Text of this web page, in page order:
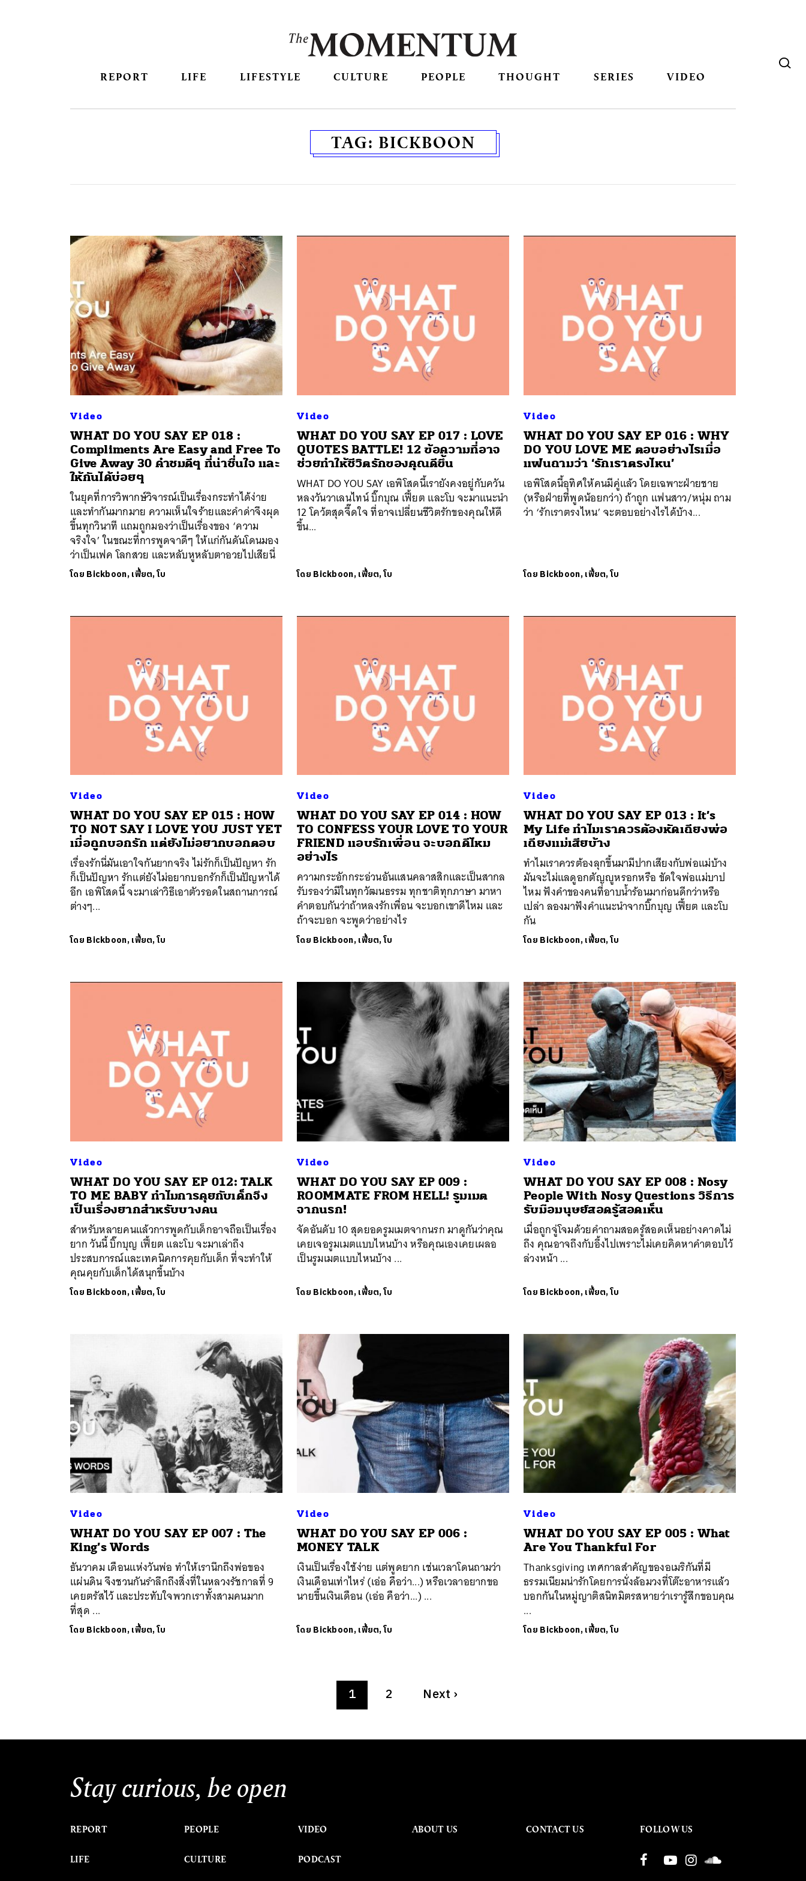
REPORT LIFE LIFESTYLE CULTURE PEOPLE THOUGHT SERIES VIDEO
TAG: BICKBOON
Video
WHAT DO YOU SAY EP 018 :
Compliments Are Easy and Free To
Give Away 30 คำชมดีๆ ที่น่าชื่นใจ และ
ให้กันได้บ่อยๆ
ในยุคที่การวิพากษ์วิจารณ์เป็นเรื่องกระทำได้ง่าย
และทำกันมากมาย ความเห็นใจร้ายและคำด่าจึงผุด
ขึ้นทุกวินาที แถมถูกมองว่าเป็นเรื่องของ ‘ความ
จริงใจ’ ในขณะที่การพูดจาดีๆ ให้แก่กันดันโดนมอง
ว่าเป็นเฟค โลกสวย และหลับหูหลับตาอวยไปเสียนี่
โดย Bickboon, เฟี้ยต, โบ
Video
WHAT DO YOU SAY EP 017 : LOVE
QUOTES BATTLE! 12 ข้อความที่อาจ
ช่วยทำให้ชีวิตรักของคุณดีขึ้น
WHAT DO YOU SAY เอพิโสดนี้เรายังคงอยู่กับควัน
หลงวันวาเลนไทน์ บิ๊กบุณ เฟี้ยต และโบ จะมาแนะนำ
12 โคว้ตสุดจี๊ดใจ ที่อาจเปลี่ยนชีวิตรักของคุณให้ดี
ขึ้น...
โดย Bickboon, เฟี้ยต, โบ
Video
WHAT DO YOU SAY EP 016 : WHY
DO YOU LOVE ME ตอบอย่างไรเมื่อ
แฟนถามว่า ‘รักเราตรงไหน’
เอพิโสดนี้อุทิศให้คนมีคู่แล้ว โดยเฉพาะฝ่ายชาย
(หรือฝ่ายที่พูดน้อยกว่า) ถ้าถูก แฟนสาว/หนุ่ม ถาม
ว่า ‘รักเราตรงไหน’ จะตอบอย่างไรได้บ้าง...
โดย Bickboon, เฟี้ยต, โบ
Video
WHAT DO YOU SAY EP 015 : HOW
TO NOT SAY I LOVE YOU JUST YET
เมื่อถูกบอกรัก แต่ยังไม่อยากบอกตอบ
เรื่องรักนี่มันเอาใจกันยากจริง ไม่รักก็เป็นปัญหา รัก
ก็เป็นปัญหา รักแต่ยังไม่อยากบอกรักก็เป็นปัญหาได้
อีก เอพิโสดนี้ จะมาเล่าวิธีเอาตัวรอดในสถานการณ์
ต่างๆ...
โดย Bickboon, เฟี้ยต, โบ
Video
WHAT DO YOU SAY EP 014 : HOW
TO CONFESS YOUR LOVE TO YOUR
FRIEND แอบรักเพื่อน จะบอกดีไหม
อย่างไร
ความกระอักกระอ่วนอันแสนคลาสสิกและเป็นสากล
รับรองว่ามีในทุกวัฒนธรรม ทุกชาติทุกภาษา มาหา
คำตอบกันว่าถ้าหลงรักเพื่อน จะบอกเขาดีไหม และ
ถ้าจะบอก จะพูดว่าอย่างไร
โดย Bickboon, เฟี้ยต, โบ
Video
WHAT DO YOU SAY EP 013 : It’s
My Life ทำไมเราควรต้องหัดเถียงพ่อ
เถียงแม่เสียบ้าง
ทำไมเราควรต้องลุกขึ้นมามีปากเสียงกับพ่อแม่บ้าง
มันจะไม่แลดูอกตัญญูหรอกหรือ ขัดใจพ่อแม่บาป
ไหม ฟังคำของคนที่อาบน้ำร้อนมาก่อนดีกว่าหรือ
เปล่า ลองมาฟังคำแนะนำจากบิ๊กบุญ เฟี้ยต และโบ
กัน
โดย Bickboon, เฟี้ยต, โบ
Video
WHAT DO YOU SAY EP 012: TALK
TO ME BABY ทำไมการคุยกับเด็กจึง
เป็นเรื่องยากสำหรับบางคน
สำหรับหลายคนแล้วการพูดกับเด็กอาจถือเป็นเรื่อง
ยาก วันนี้ บิ๊กบุญ เฟี้ยต และโบ จะมาเล่าถึง
ประสบการณ์และเทคนิคการคุยกับเด็ก ที่จะทำให้
คุณคุยกับเด็กได้สนุกขึ้นบ้าง
โดย Bickboon, เฟี้ยต, โบ
Video
WHAT DO YOU SAY EP 009 :
ROOMMATE FROM HELL! รูมเมต
จากนรก!
จัดอันดับ 10 สุดยอดรูมเมตจากนรก มาดูกันว่าคุณ
เคยเจอรูมเมตแบบไหนบ้าง หรือคุณเองเคยเผลอ
เป็นรูมเมตแบบไหนบ้าง ...
โดย Bickboon, เฟี้ยต, โบ
Video
WHAT DO YOU SAY EP 008 : Nosy
People With Nosy Questions วิธีการ
รับมือมนุษย์สอดรู้สอดเห็น
เมื่อถูกจู่โจมด้วยคำถามสอดรู้สอดเห็นอย่างคาดไม่
ถึง คุณอาจถึงกับอึ้งไปเพราะไม่เคยคิดหาคำตอบไว้
ล่วงหน้า ...
โดย Bickboon, เฟี้ยต, โบ
Video
WHAT DO YOU SAY EP 007 : The
King’s Words
ธันวาคม เดือนแห่งวันพ่อ ทำให้เรานึกถึงพ่อของ
แผ่นดิน จึงชวนกันรำลึกถึงสิ่งที่ในหลวงรัชกาลที่ 9
เคยตรัสไว้ และประทับใจพวกเราทั้งสามคนมาก
ที่สุด ...
โดย Bickboon, เฟี้ยต, โบ
Video
WHAT DO YOU SAY EP 006 :
MONEY TALK
เงินเป็นเรื่องใช้ง่าย แต่พูดยาก เช่นเวลาโดนถามว่า
เงินเดือนเท่าไหร่ (เอ่อ คือว่า...) หรือเวลาอยากขอ
นายขึ้นเงินเดือน (เอ่อ คือว่า...) ...
โดย Bickboon, เฟี้ยต, โบ
Video
WHAT DO YOU SAY EP 005 : What
Are You Thankful For
Thanksgiving เทศกาลสำคัญของอเมริกันที่มี
ธรรมเนียมน่ารักโดยการนั่งล้อมวงที่โต๊ะอาหารแล้ว
บอกกันในหมู่ญาติสนิทมิตรสหายว่าเรารู้สึกขอบคุณ
...
โดย Bickboon, เฟี้ยต, โบ
1 2 Next ›
Stay curious, be open
REPORT
LIFE
PEOPLE
CULTURE
VIDEO
PODCAST
ABOUT US CONTACT US FOLLOW US
SHARE TWEET LINE EMAIL